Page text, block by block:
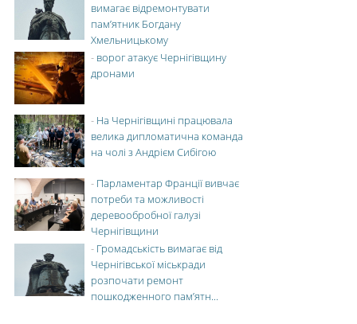
вимагає відремонтувати
пам’ятник Богдану
Хмельницькому
- ворог атакує Чернігівщину
дронами
- На Чернігівщині працювала
велика дипломатична команда
на чолі з Андрієм Сибігою
- Парламентар Франції вивчає
потреби та можливості
деревообробної галузі
Чернігівщини
- Громадськість вимагає від
Чернігівської міськради
розпочати ремонт
пошкодженного пам’ятн...